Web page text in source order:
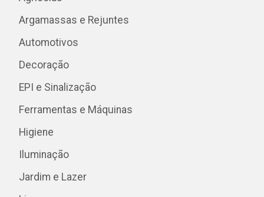
Argamassas e Rejuntes
Automotivos
Decoração
EPI e Sinalização
Ferramentas e Máquinas
Higiene
Iluminação
Jardim e Lazer